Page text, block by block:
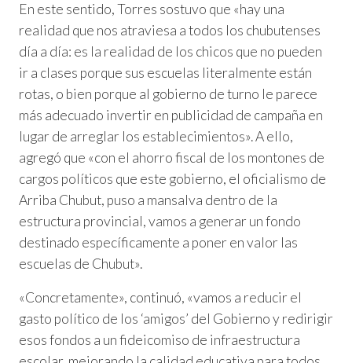
En este sentido, Torres sostuvo que «hay una
realidad que nos atraviesa a todos los chubutenses
día a día: es la realidad de los chicos que no pueden
ir a clases porque sus escuelas literalmente están
rotas, o bien porque al gobierno de turno le parece
más adecuado invertir en publicidad de campaña en
lugar de arreglar los establecimientos». A ello,
agregó que «con el ahorro fiscal de los montones de
cargos políticos que este gobierno, el oficialismo de
Arriba Chubut, puso a mansalva dentro de la
estructura provincial, vamos a generar un fondo
destinado específicamente a poner en valor las
escuelas de Chubut».
«Concretamente», continuó, «vamos a reducir el
gasto político de los ‘amigos’ del Gobierno y redirigir
esos fondos a un fideicomiso de infraestructura